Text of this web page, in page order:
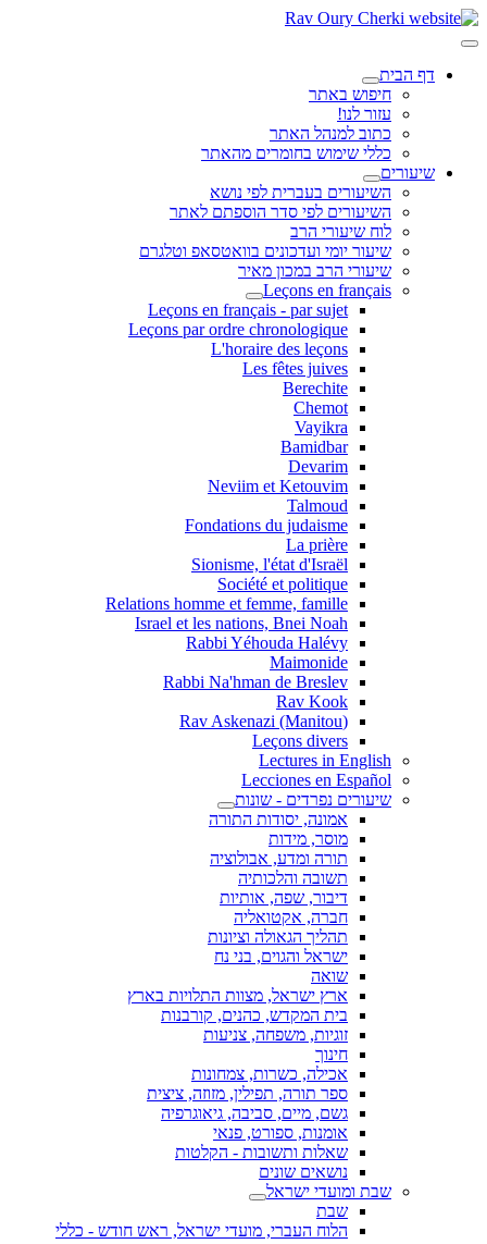
דף הבית
חיפוש באתר
עזור לנו!
כתוב למנהל האתר
כללי שימוש בחומרים מהאתר
שיעורים
השיעורים בעברית לפי נושא
השיעורים לפי סדר הוספתם לאתר
לוח שיעורי הרב
שיעור יומי ועדכונים בוואטסאפ וטלגרם
שיעורי הרב במכון מאיר
Leçons en français
Leçons en français - par sujet
Leçons par ordre chronologique
L'horaire des leçons
Les fêtes juives
Berechite
Chemot
Vayikra
Bamidbar
Devarim
Neviim et Ketouvim
Talmoud
Fondations du judaisme
La prière
Sionisme, l'état d'Israël
Société et politique
Relations homme et femme, famille
Israel et les nations, Bnei Noah
Rabbi Yéhouda Halévy
Maimonide
Rabbi Na'hman de Breslev
Rav Kook
(Rav Askenazi (Manitou
Leçons divers
Lectures in English
Lecciones en Español
שיעורים נפרדים - שונות
אמונה, יסודות התורה
מוסר, מידות
תורה ומדע, אבולוציה
תשובה והלכותיה
דיבור, שפה, אותיות
חברה, אקטואליה
תהליך הגאולה וציונות
ישראל והגוים, בני נח
שואה
ארץ ישראל, מצוות התלויות בארץ
בית המקדש, כהנים, קורבנות
זוגיות, משפחה, צניעות
חינוך
אכילה, כשרות, צמחונות
ספר תורה, תפילין, מזוזה, ציצית
גשם, מיים, סביבה, גיאוגרפיה
אומנות, ספורט, פנאי
שאלות ותשובות - הקלטות
נושאים שונים
שבת ומועדי ישראל
שבת
הלוח העברי, מועדי ישראל, ראש חודש - כללי